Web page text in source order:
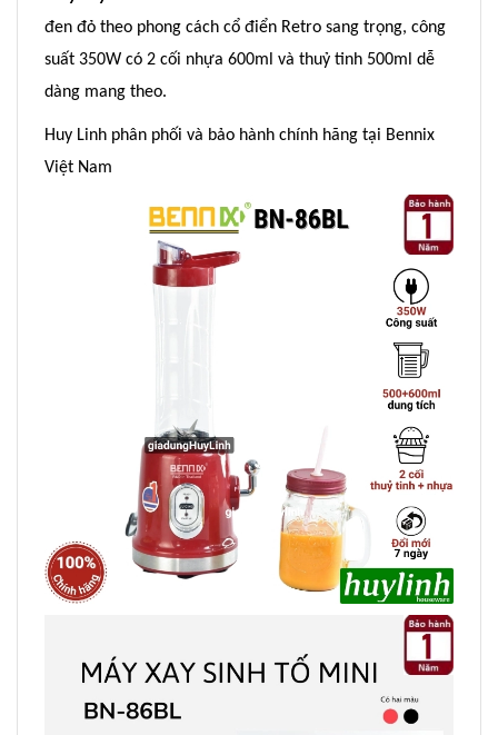
đen đỏ theo phong cách cổ điển Retro sang trọng, công
suất 350W có 2 cối nhựa 600ml và thuỷ tinh 500ml dễ
dàng mang theo.
Huy Linh phân phối và bảo hành chính hãng tại Bennix
Việt Nam